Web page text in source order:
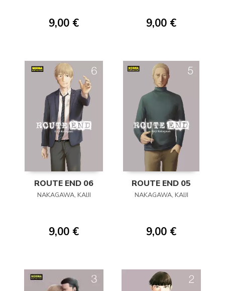
9,00 € 9,00 €
ROUTE END 06
NAKAGAWA, KAIJI
9,00 €
ROUTE END 05
NAKAGAWA, KAIJI
9,00 €